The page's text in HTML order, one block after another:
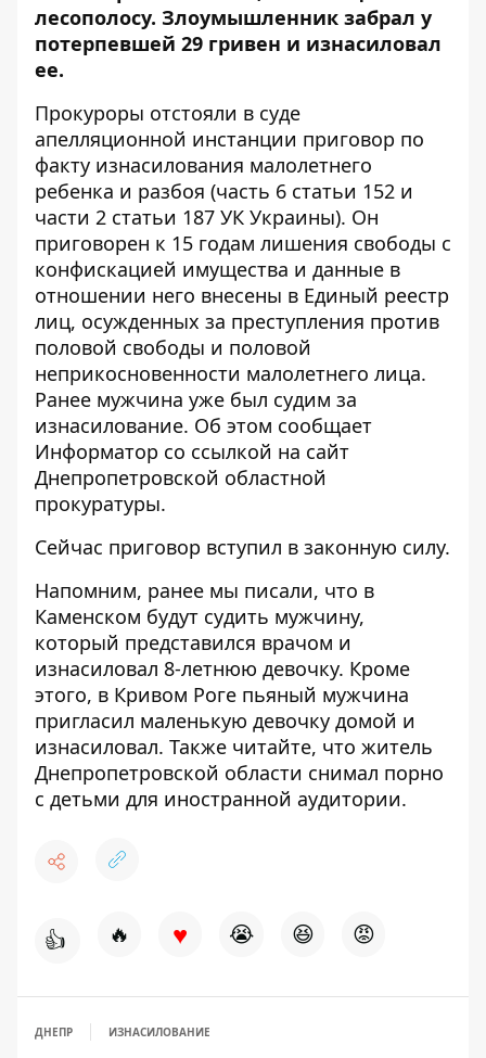
лесополосу. Злоумышленник забрал у
потерпевшей 29 гривен и изнасиловал
ее.
Прокуроры отстояли в суде
апелляционной инстанции приговор по
факту изнасилования малолетнего
ребенка и разбоя (часть 6 статьи 152 и
части 2 статьи 187 УК Украины). Он
приговорен к 15 годам лишения свободы с
конфискацией имущества и данные в
отношении него внесены в Единый реестр
лиц, осужденных за преступления против
половой свободы и половой
неприкосновенности малолетнего лица.
Ранее мужчина уже был судим за
изнасилование. Об этом сообщает
Информатор со ссылкой на сайт
Днепропетровской областной
прокуратуры.
Сейчас приговор вступил в законную силу.
Напомним, ранее мы писали, что в
Каменском будут судить мужчину,
который представился врачом и
изнасиловал 8-летнюю девочку. Кроме
этого, в Кривом Роге пьяный мужчина
пригласил маленькую девочку домой и
изнасиловал. Также читайте, что житель
Днепропетровской области снимал порно
с детьми для иностранной аудитории.
👍 🔥 ♥ 😭 😆 😡
ДНЕПР ИЗНАСИЛОВАНИЕ